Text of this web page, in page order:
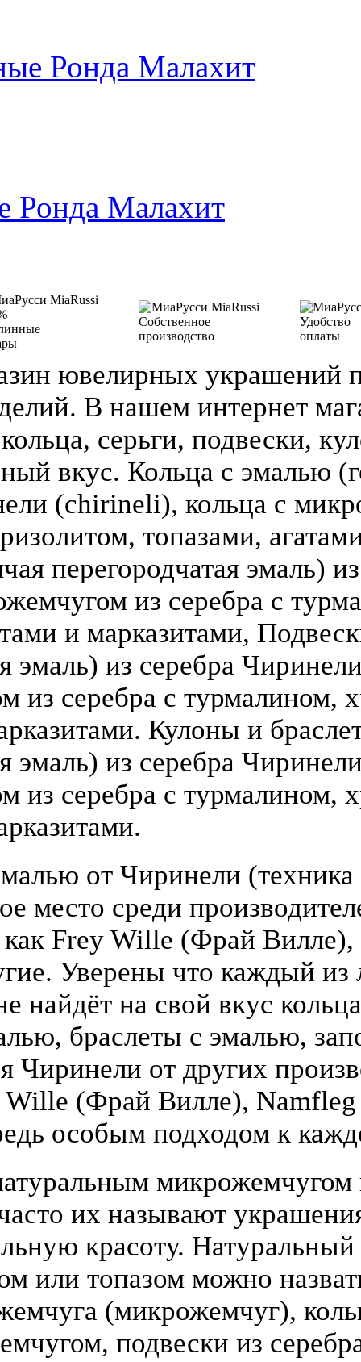
Ронда Малахит
Ронда Малахит
Собственное
производство
Удобство
оплаты
ювелирных украшений
В нашем интернет
серьги, подвески,
вкус. Кольца с эмалью
(chirineli), кольца с
топазами,
перегородчатая эмаль)
из серебра с
и марказитами,
эмаль) из серебра
из серебра с турмалином,
Кулоны и
эмаль) из серебра
из серебра с турмалином,
от Чиринели (техника
место среди
Frey Wille (Фрай
Уверены что каждый
найдёт на свой вкус
браслеты с эмалью,
Чиринели от других
Wille (Фрай Вилле),
особым подходом к
микрожемчугом
их называют
красоту.
или топазом можно
(микрожемчуг),
подвески из